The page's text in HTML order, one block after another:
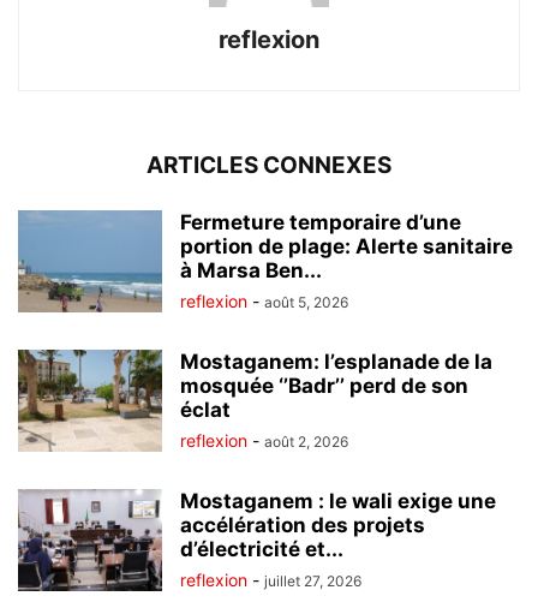
reflexion
ARTICLES CONNEXES
Fermeture temporaire d’une
portion de plage: Alerte sanitaire
à Marsa Ben...
reflexion - août 5, 2026
Mostaganem: l’esplanade de la
mosquée ‘’Badr’’ perd de son
éclat
reflexion - août 2, 2026
Mostaganem : le wali exige une
accélération des projets
d’électricité et...
reflexion - juillet 27, 2026